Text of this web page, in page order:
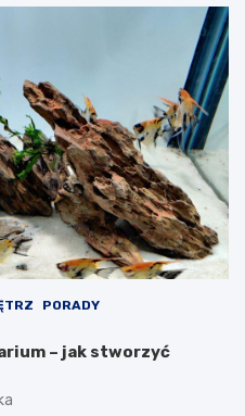
PORADY
– jak stworzyć